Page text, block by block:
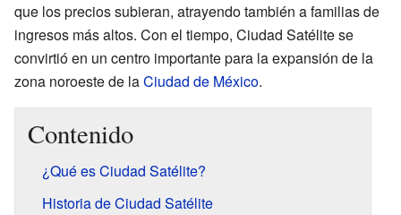
que los precios subieran, atrayendo también a familias de
ingresos más altos. Con el tiempo, Ciudad Satélite se
convirtió en un centro importante para la expansión de la
zona noroeste de laCiudad de México.
Contenido
¿Qué es Ciudad Satélite?
Historia de Ciudad Satélite